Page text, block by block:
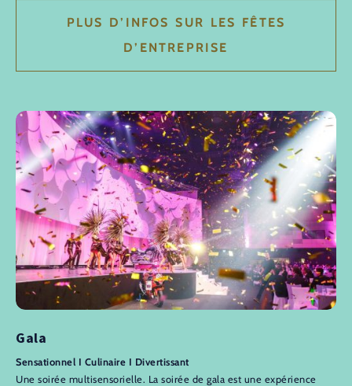
PLUS D’INFOS SUR LES FÊTES
D’ENTREPRISE
Gala
Sensationnel I Culinaire I Divertissant
Une soirée multisensorielle. La soirée de gala est une expérience